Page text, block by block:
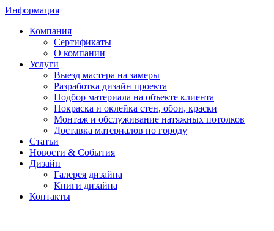
Информация
Компания
Сертификаты
О компании
Услуги
Выезд мастера на замеры
Разработка дизайн проекта
Подбор материала на объекте клиента
Покраска и оклейка стен, обои, краски
Монтаж и обслуживание натяжных потолков
Доставка материалов по городу
Статьи
Новости & События
Дизайн
Галерея дизайна
Книги дизайна
Контакты